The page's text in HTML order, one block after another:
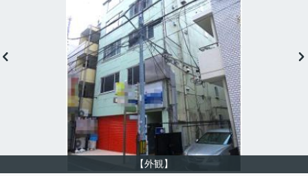
【外観】